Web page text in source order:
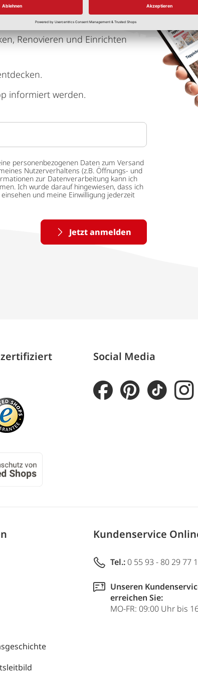
Renovieren und Einrichten
informiert werden.
personenbezogenen Daten zum Versand
Nutzerverhaltens (z.B. Öffnungs- und
zur Datenverarbeitung kann ich
Ich wurde darauf hingewiesen, dass ich
und meine Einwilligung jederzeit
Jetzt anmelden
Social Media
Kundenservice
Tel.: 0 55 93 - 80 29 77
Unseren
erreichen Sie:
MO-FR: 09:00 Uhr bis